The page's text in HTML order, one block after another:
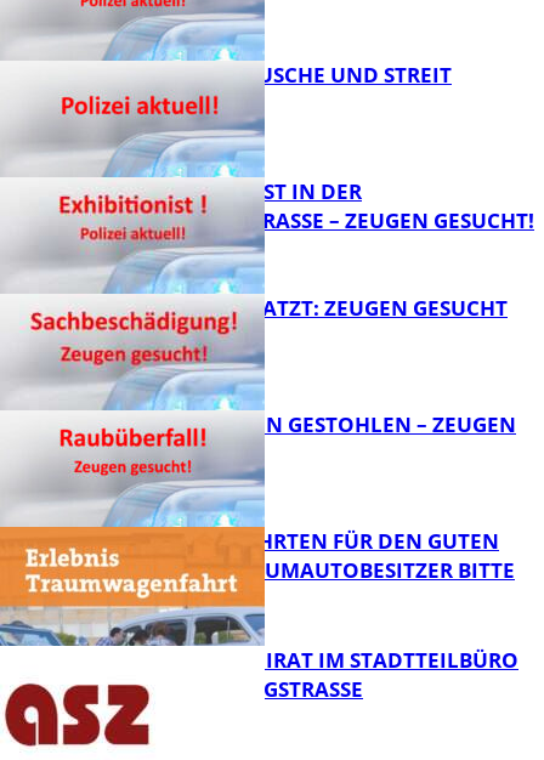
KNALLGERÄUSCHE UND STREIT
EXHIBITIONIST IN DER
VELMANNSTRASSE – ZEUGEN GESUCHT!
AUTO ZERKRATZT: ZEUGEN GESUCHT
FB News
TEURE KETTEN GESTOHLEN – ZEUGEN
GESUCHT!
FB News
SPENDENFAHRTEN FÜR DEN GUTEN
ZWECK – TRAUMAUTOBESITZER BITTE
MELDEN!
SENIORENBEIRAT IM STADTTEILBÜRO
IN DER KÖNIGSTRASSE